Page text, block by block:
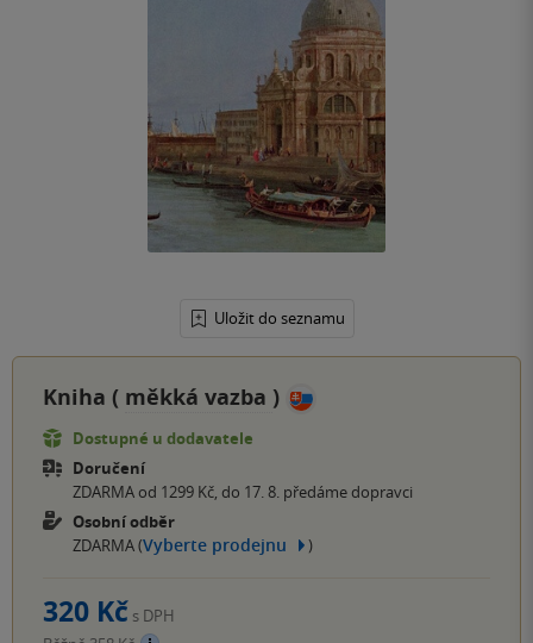
Uložit do seznamu
Kniha ( měkká vazba )
Dostupné u dodavatele
Doručení
ZDARMA od 1299 Kč, do 17. 8. předáme dopravci
Osobní odběr
ZDARMA (Vyberte prodejnu )
320 Kč s DPH